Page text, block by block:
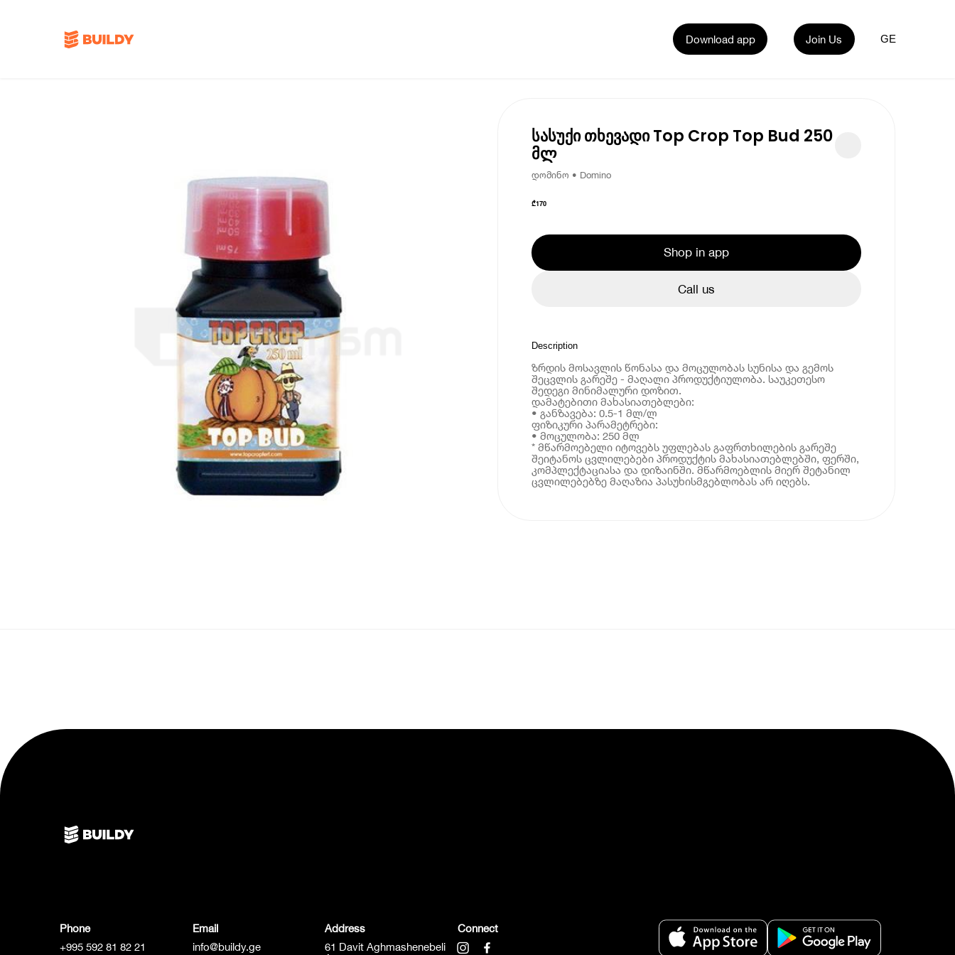
Download app Join Us GE
სასუქი თხევადი Top Crop Top Bud 250
მლ
დომინო • Domino
₾170
Shop in app
Call us
Description
ზრდის მოსავლის წონასა და მოცულობას სუნისა და გემოს
შეცვლის გარეშე - მაღალი პროდუქტიულობა. საუკეთესო
შედეგი მინიმალური დოზით.
დამატებითი მახასიათებლები:
• განზავება: 0.5-1 მლ/ლ
ფიზიკური პარამეტრები:
• მოცულობა: 250 მლ
* მწარმოებელი იტოვებს უფლებას გაფრთხილების გარეშე
შეიტანოს ცვლილებები პროდუქტის მახასიათებლებში, ფერში,
კომპლექტაციასა და დიზაინში. მწარმოებლის მიერ შეტანილ
ცვლილებებზე მაღაზია პასუხისმგებლობას არ იღებს.
Phone
+995 592 81 82 21
Email
info@buildy.ge
Address
61 Davit Aghmashenebeli
Connect